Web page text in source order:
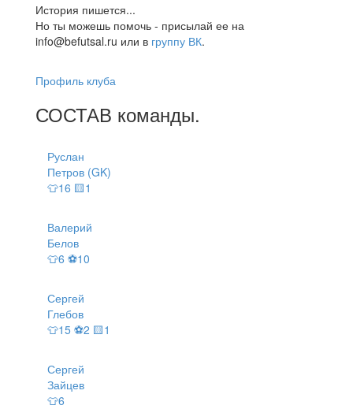
История пишется...
Но ты можешь помочь - присылай ее на
info@befutsal.ru или в группу ВК.
Профиль клуба
СОСТАВ команды.
Руслан
Петров (GK)
👕16 🟨1
Валерий
Белов
👕6 ⚽10
Сергей
Глебов
👕15 ⚽2 🟨1
Сергей
Зайцев
👕6